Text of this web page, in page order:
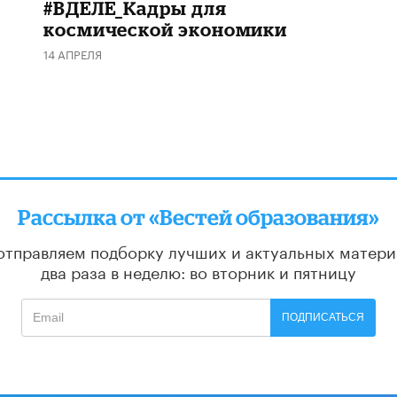
#ВДЕЛЕ_Кадры для
космической экономики
14 АПРЕЛЯ
Рассылка от «Вестей образования»
подборку лучших и актуальных
два раза в неделю: во вторник и пятницу
ПОДПИСАТЬСЯ